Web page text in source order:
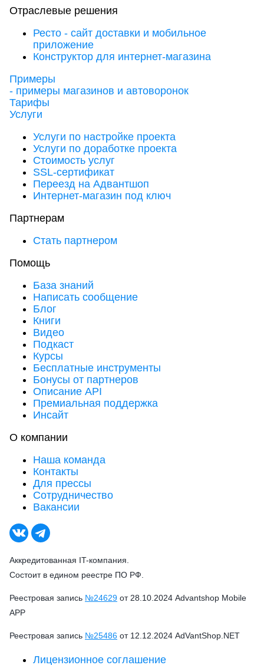
Отраслевые решения
Ресто - сайт доставки и мобильное
приложение
Конструктор для интернет-магазина
Примеры
- примеры магазинов и автоворонок
Тарифы
Услуги
Услуги по настройке проекта
Услуги по доработке проекта
Стоимость услуг
SSL-сертификат
Переезд на Адвантшоп
Интернет-магазин под ключ
Партнерам
Стать партнером
Помощь
База знаний
Написать сообщение
Блог
Книги
Видео
Подкаст
Курсы
Бесплатные инструменты
Бонусы от партнеров
Описание API
Премиальная поддержка
Инсайт
О компании
Наша команда
Контакты
Для прессы
Сотрудничество
Вакансии
Аккредитованная IT-компания.
Состоит в едином реестре ПО РФ.
Реестровая запись №24629 от 28.10.2024 Advantshop Mobile
APP
Реестровая запись №25486 от 12.12.2024 AdVantShop.NET
Лицензионное соглашение